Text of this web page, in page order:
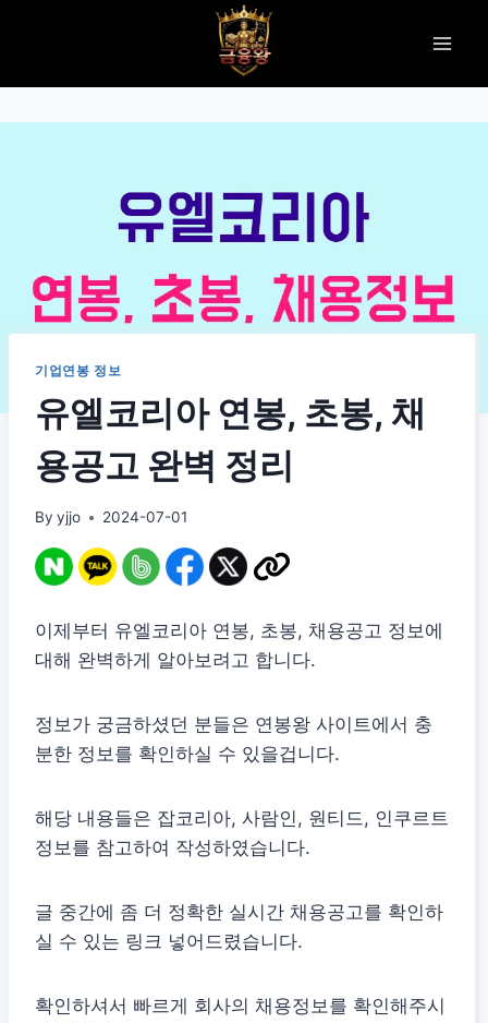
기업연봉 정보
유엘코리아 연봉, 초봉, 채
용공고 완벽 정리
By yjjo 2024-07-01
이제부터 유엘코리아 연봉, 초봉, 채용공고 정보에
대해 완벽하게 알아보려고 합니다.
정보가 궁금하셨던 분들은 연봉왕 사이트에서 충
분한 정보를 확인하실 수 있을겁니다.
해당 내용들은 잡코리아, 사람인, 원티드, 인쿠르트
정보를 참고하여 작성하였습니다.
글 중간에 좀 더 정확한 실시간 채용공고를 확인하
실 수 있는 링크 넣어드렸습니다.
확인하셔서 빠르게 회사의 채용정보를 확인해주시